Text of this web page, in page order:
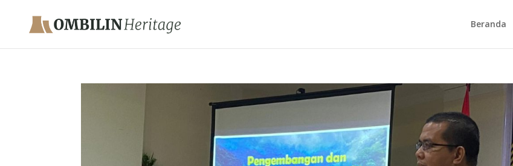
Beranda